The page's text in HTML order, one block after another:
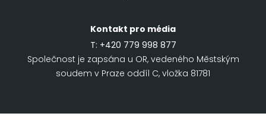
Kontakt pro média
T: +420 779 998 877
Společnost je zapsána u OR, vedeného Městským
soudem v Praze oddíl C, vložka 81781